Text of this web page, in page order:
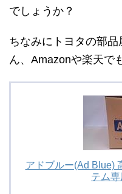
でしょうか？
ちなみにトヨタの部
ん、Amazonや楽天で
アドブルー(Ad Blue)
テム